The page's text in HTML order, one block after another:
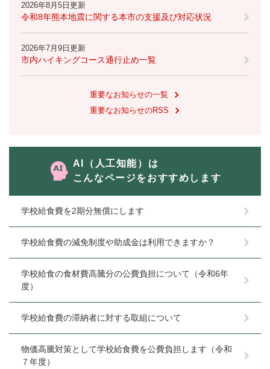
2026年8月5日更新
令和8年熊本地震に関する本市の支援及び対応状況
2026年7月9日更新
市内ハイキングコース通行止め一覧
重要なお知らせの一覧
重要なお知らせのRSS
AI（人工知能）は
こんなページをおすすめします
学校給食費を2期分無償にします
学校給食費の減免制度や助成金は利用できますか？
学校給食の食材費高騰分の公費負担について（令和6年
度）
学校給食費の滞納者に対する取組について
物価高騰対策として学校給食費を公費負担します（令和
７年度）